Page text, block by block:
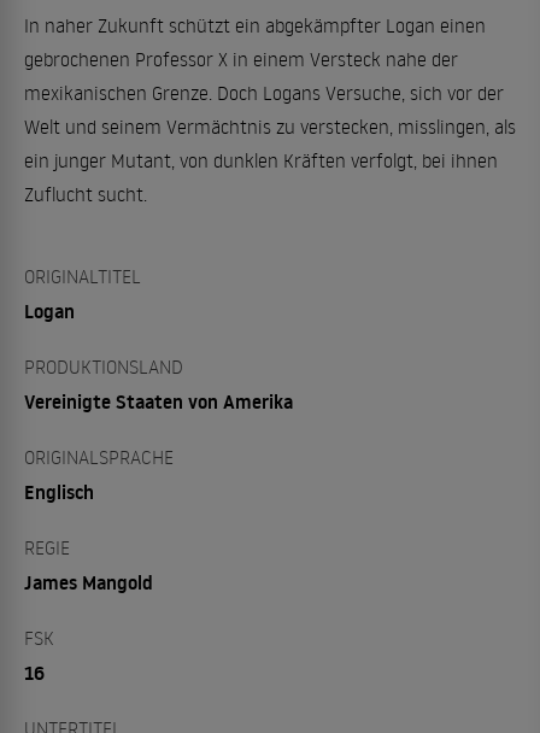
In naher Zukunft schützt ein abgekämpfter Logan einen
gebrochenen Professor X in einem Versteck nahe der
mexikanischen Grenze. Doch Logans Versuche, sich vor der
Welt und seinem Vermächtnis zu verstecken, misslingen, als
ein junger Mutant, von dunklen Kräften verfolgt, bei ihnen
Zuflucht sucht.
ORIGINALTITEL
Logan
PRODUKTIONSLAND
Vereinigte Staaten von Amerika
ORIGINALSPRACHE
Englisch
REGIE
James Mangold
FSK
16
UNTERTITEL